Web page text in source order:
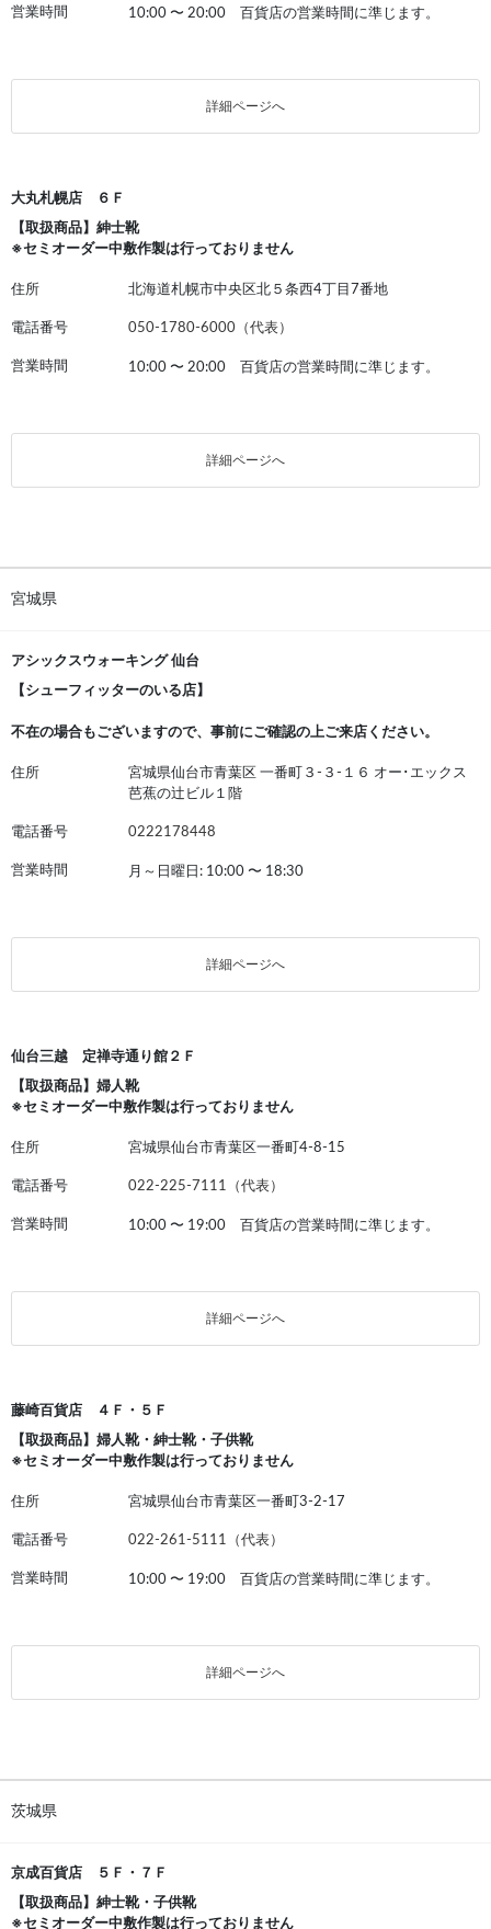
営業時間 10:00 〜 20:00 百貨店の営業時間に準じます。
詳細ページへ
大丸札幌店 ６Ｆ
【取扱商品】紳士靴
※セミオーダー中敷作製は行っておりません
住所 北海道札幌市中央区北５条西4丁目7番地
電話番号 050-1780-6000（代表）
営業時間 10:00 〜 20:00 百貨店の営業時間に準じます。
詳細ページへ
宮城県
アシックスウォーキング 仙台
【シューフィッターのいる店】
不在の場合もございますので、事前にご確認の上ご来店ください。
住所
宮城県仙台市青葉区 一番町３-３-１６ オー･エックス
芭蕉の辻ビル１階
電話番号 0222178448
営業時間 月～日曜日: 10:00 〜 18:30
詳細ページへ
仙台三越 定禅寺通り館２Ｆ
【取扱商品】婦人靴
※セミオーダー中敷作製は行っておりません
住所 宮城県仙台市青葉区一番町4-8-15
電話番号 022-225-7111（代表）
営業時間 10:00 〜 19:00 百貨店の営業時間に準じます。
詳細ページへ
藤崎百貨店 ４Ｆ・５Ｆ
【取扱商品】婦人靴・紳士靴・子供靴
※セミオーダー中敷作製は行っておりません
住所 宮城県仙台市青葉区一番町3-2-17
電話番号 022-261-5111（代表）
営業時間 10:00 〜 19:00 百貨店の営業時間に準じます。
詳細ページへ
茨城県
京成百貨店 ５Ｆ・７Ｆ
【取扱商品】紳士靴・子供靴
※セミオーダー中敷作製は行っておりません